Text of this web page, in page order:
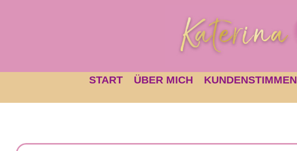
START ÜBER MICH KUNDENSTIMMEN